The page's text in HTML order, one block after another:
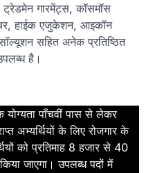
ट्रेडमेन गारमेंट्स, कॉसमॉस
हाईक एजुकेशन, आइकॉन
सहित अनेक प्रतिष्ठित
है।
योग्यता पाँचवीं पास से लेकर
अभ्यर्थियों के लिए रोजगार के
को प्रतिमाह 8 हजार से 40
जाएगा। उपलब्ध पदों में